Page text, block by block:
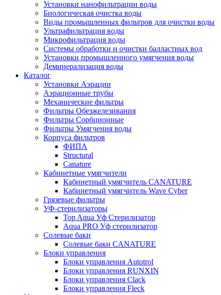
Установки нанофильтрации воды
Биологическая очистка воды
Виды промышленных фильтров для очистки воды
Ультрафильтрация воды
Микрофильтрация воды
Системы обработки и очистки балластных вод
Установки промышленного умягчения воды
Деминерализация воды
Каталог
Установки Аэрации
Аэрационные трубы
Механические фильтры
Фильтры Обезжелезивания
Фильтры Сорбционные
Фильтры Умягчения воды
Корпуса фильтров
ФИПА
Structural
Canature
Кабинетные умягчители
Кабинетный умягчитель CANATURE
Кабинетный умягчитель Wave Cyber
Грязевые фильтры
УФ-стерилизаторы
Top Aqua Уф Стерилизатор
Aqua PRO Уф стерилизатор
Солевые баки
Солевые баки CANATURE
Блоки управления
Блоки управления Autotrol
Блоки управления RUNXIN
Блоки управления Clack
Блоки управления Fleck